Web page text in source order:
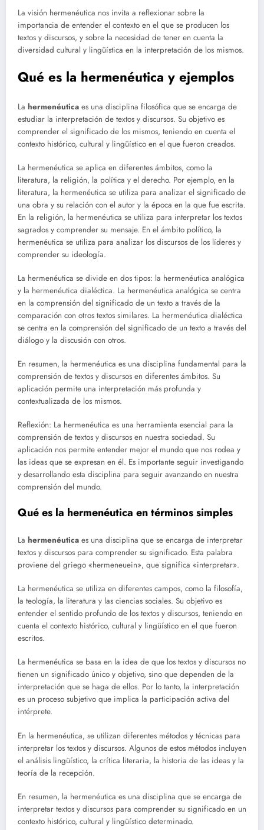
La visión hermenéutica nos invita a reflexionar sobre la
importancia de entender el contexto en el que se producen los
textos y discursos, y sobre la necesidad de tener en cuenta la
diversidad cultural y lingüística en la interpretación de los mismos.
Qué es la hermenéutica y ejemplos
La hermenéutica es una disciplina filosófica que se encarga de
estudiar la interpretación de textos y discursos. Su objetivo es
comprender el significado de los mismos, teniendo en cuenta el
contexto histórico, cultural y lingüístico en el que fueron creados.
La hermenéutica se aplica en diferentes ámbitos, como la
literatura, la religión, la política y el derecho. Por ejemplo, en la
literatura, la hermenéutica se utiliza para analizar el significado de
una obra y su relación con el autor y la época en la que fue escrita.
En la religión, la hermenéutica se utiliza para interpretar los textos
sagrados y comprender su mensaje. En el ámbito político, la
hermenéutica se utiliza para analizar los discursos de los líderes y
comprender su ideología.
La hermenéutica se divide en dos tipos: la hermenéutica analógica
y la hermenéutica dialéctica. La hermenéutica analógica se centra
en la comprensión del significado de un texto a través de la
comparación con otros textos similares. La hermenéutica dialéctica
se centra en la comprensión del significado de un texto a través del
diálogo y la discusión con otros.
En resumen, la hermenéutica es una disciplina fundamental para la
comprensión de textos y discursos en diferentes ámbitos. Su
aplicación permite una interpretación más profunda y
contextualizada de los mismos.
Reflexión: La hermenéutica es una herramienta esencial para la
comprensión de textos y discursos en nuestra sociedad. Su
aplicación nos permite entender mejor el mundo que nos rodea y
las ideas que se expresan en él. Es importante seguir investigando
y desarrollando esta disciplina para seguir avanzando en nuestra
comprensión del mundo.
Qué es la hermenéutica en términos simples
La hermenéutica es una disciplina que se encarga de interpretar
textos y discursos para comprender su significado. Esta palabra
proviene del griego «hermeneuein», que significa «interpretar».
La hermenéutica se utiliza en diferentes campos, como la filosofía,
la teología, la literatura y las ciencias sociales. Su objetivo es
entender el sentido profundo de los textos y discursos, teniendo en
cuenta el contexto histórico, cultural y lingüístico en el que fueron
escritos.
La hermenéutica se basa en la idea de que los textos y discursos no
tienen un significado único y objetivo, sino que dependen de la
interpretación que se haga de ellos. Por lo tanto, la interpretación
es un proceso subjetivo que implica la participación activa del
intérprete.
En la hermenéutica, se utilizan diferentes métodos y técnicas para
interpretar los textos y discursos. Algunos de estos métodos incluyen
el análisis lingüístico, la crítica literaria, la historia de las ideas y la
teoría de la recepción.
En resumen, la hermenéutica es una disciplina que se encarga de
interpretar textos y discursos para comprender su significado en un
contexto histórico, cultural y lingüístico determinado.